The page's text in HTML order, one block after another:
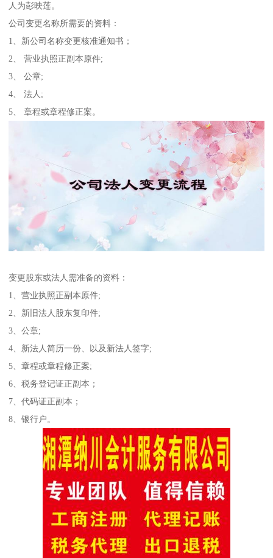
人为彭映莲。
公司变更名称所需要的资料：
1、新公司名称变更核准通知书；
2、 营业执照正副本原件;
3、 公章;
4、 法人;
5、 章程或章程修正案。
变更股东或法人需准备的资料：
1、营业执照正副本原件;
2、新旧法人股东复印件;
3、公章;
4、新法人简历一份、以及新法人签字;
5、章程或章程修正案;
6、税务登记证正副本；
7、代码证正副本；
8、银行户。